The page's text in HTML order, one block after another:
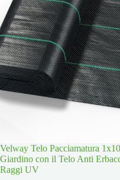
Velway Telo Pacciamatura
Giardino con il Telo Anti
Raggi UV